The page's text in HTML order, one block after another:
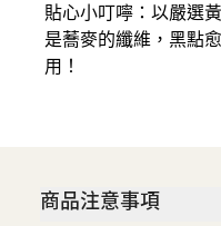
貼心小叮嚀：以嚴選
是蕎麥的纖維，黑點
用！
商品注意事項